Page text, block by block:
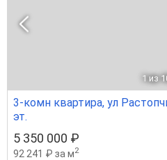
1 из
3-комн квартира, ул
эт.
5 350 000 ₽
92 241 ₽ за м2